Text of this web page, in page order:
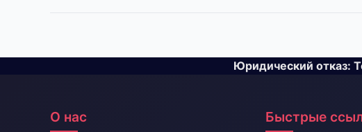
Юридический отказ:
О нас Быстрые